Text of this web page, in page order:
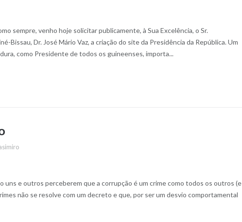
sempre, venho hoje solicitar publicamente, à Sua Excelência, o Sr.
Bissau, Dr. José Mário Vaz, a criação do site da Presidência da República. Um
como Presidente de todos os guineenses, importa...
uns e outros perceberem que a corrupção é um crime como todos os outros (e
não se resolve com um decreto e que, por ser um desvio comportamental